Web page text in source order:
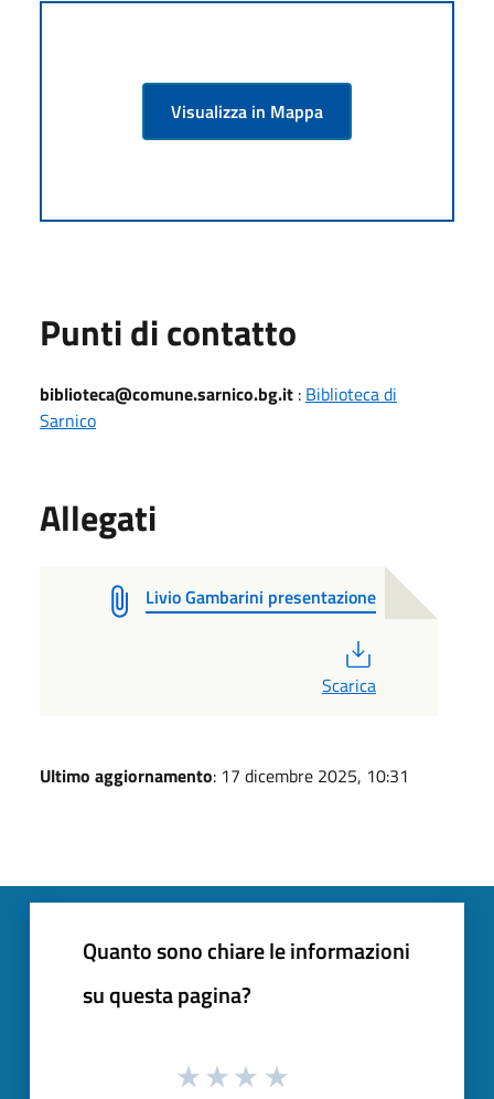
Visualizza in Mappa
Punti di contatto
biblioteca@comune.sarnico.bg.it : Biblioteca di
Sarnico
Allegati
Livio Gambarini presentazione
Scarica
Ultimo aggiornamento: 17 dicembre 2025, 10:31
Quanto sono chiare le informazioni
su questa pagina?